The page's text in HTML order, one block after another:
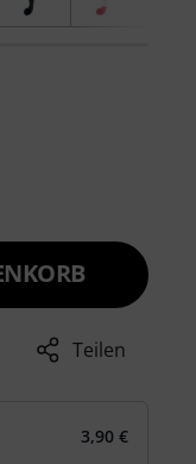
Teilen
3,90 €